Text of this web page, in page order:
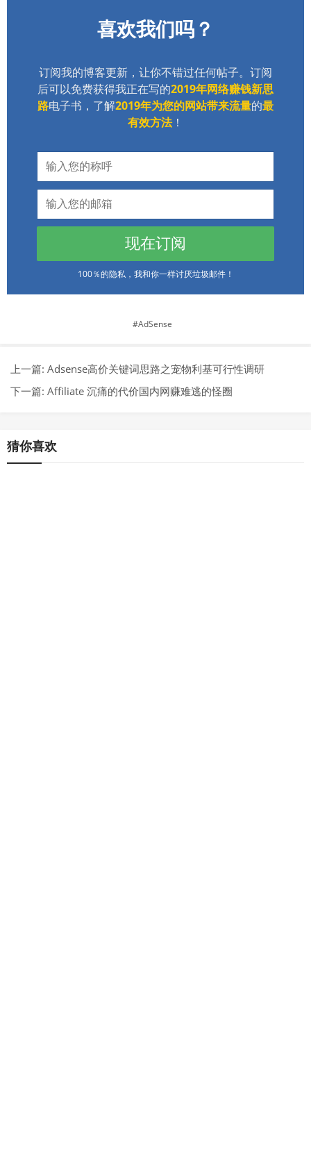
喜欢我们吗？
订阅我的博客更新，让你不错过任何帖子。订阅
后可以免费获得我正在写的2019年网络赚钱新思
路电子书，了解2019年为您的网站带来流量的最
有效方法！
现在订阅
100％的隐私，我和你一样讨厌垃圾邮件！
AdSense
上一篇: Adsense高价关键词思路之宠物利基可行性调研
下一篇: Affiliate 沉痛的代价国内网赚难逃的怪圈
猜你喜欢